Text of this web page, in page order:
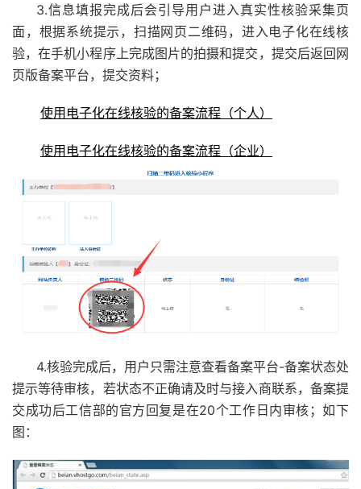
3.信息填报完成后会引导用户进入真实性核验采集页
面，根据系统提示，扫描网页二维码，进入电子化在线核
验，在手机小程序上完成图片的拍摄和提交，提交后返回网
页版备案平台，提交资料；
使用电子化在线核验的备案流程（个人）
使用电子化在线核验的备案流程（企业）
4.核验完成后，用户只需注意查看备案平台-备案状态处
提示等待审核，若状态不正确请及时与接入商联系，备案提
交成功后工信部的官方回复是在20个工作日内审核；如下
图：